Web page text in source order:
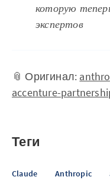
которую
экспертов
📎 Оригинал:
accenture-
Теги
Claude Anthropic